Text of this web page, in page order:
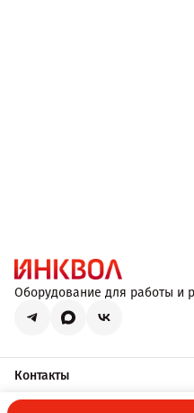
Оборудование для работы и
Контакты
Телефон